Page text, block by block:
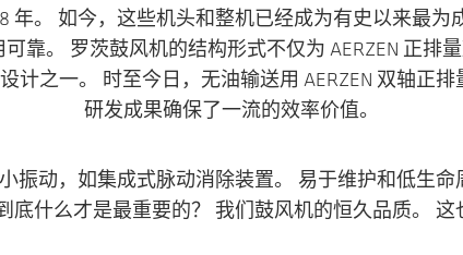
年。 如今，这些机头和整机已经成为有史以来最为
。 罗茨鼓风机的结构形式不仅为 AERZEN 正排
计之一。 时至今日，无油输送用 AERZEN 双轴正
研发成果确保了一流的效率价值。
振动，如集成式脉动消除装置。 易于维护和低生
底什么才是最重要的？ 我们鼓风机的恒久品质。 这